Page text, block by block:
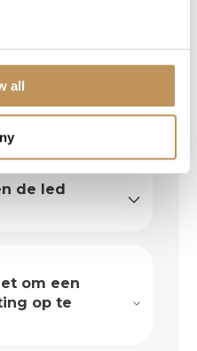
all
de led
om een
op te